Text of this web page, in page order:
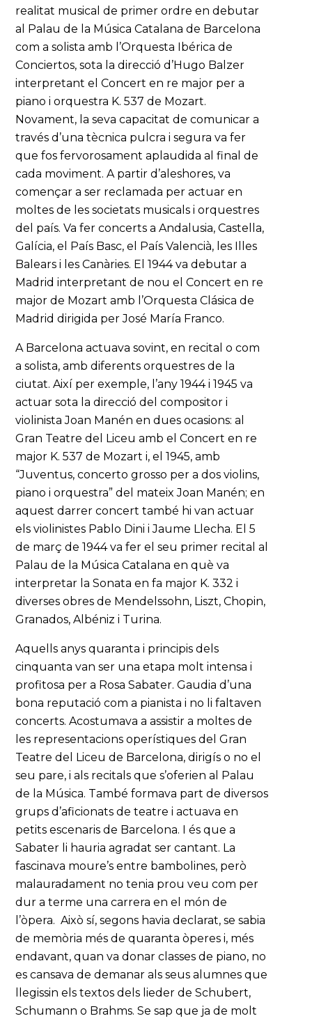
realitat musical de primer ordre en debutar
al Palau de la Música Catalana de Barcelona
com a solista amb l’Orquesta Ibérica de
Conciertos, sota la direcció d’Hugo Balzer
interpretant el Concert en re major per a
piano i orquestra K. 537 de Mozart.
Novament, la seva capacitat de comunicar a
través d’una tècnica pulcra i segura va fer
que fos fervorosament aplaudida al final de
cada moviment. A partir d’aleshores, va
començar a ser reclamada per actuar en
moltes de les societats musicals i orquestres
del país. Va fer concerts a Andalusia, Castella,
Galícia, el País Basc, el País Valencià, les Illes
Balears i les Canàries. El 1944 va debutar a
Madrid interpretant de nou el Concert en re
major de Mozart amb l’Orquesta Clásica de
Madrid dirigida per José María Franco.
A Barcelona actuava sovint, en recital o com
a solista, amb diferents orquestres de la
ciutat. Així per exemple, l’any 1944 i 1945 va
actuar sota la direcció del compositor i
violinista Joan Manén en dues ocasions: al
Gran Teatre del Liceu amb el Concert en re
major K. 537 de Mozart i, el 1945, amb
“Juventus, concerto grosso per a dos violins,
piano i orquestra” del mateix Joan Manén; en
aquest darrer concert també hi van actuar
els violinistes Pablo Dini i Jaume Llecha. El 5
de març de 1944 va fer el seu primer recital al
Palau de la Música Catalana en què va
interpretar la Sonata en fa major K. 332 i
diverses obres de Mendelssohn, Liszt, Chopin,
Granados, Albéniz i Turina.
Aquells anys quaranta i principis dels
cinquanta van ser una etapa molt intensa i
profitosa per a Rosa Sabater. Gaudia d’una
bona reputació com a pianista i no li faltaven
concerts. Acostumava a assistir a moltes de
les representacions operístiques del Gran
Teatre del Liceu de Barcelona, dirigís o no el
seu pare, i als recitals que s’oferien al Palau
de la Música. També formava part de diversos
grups d’aficionats de teatre i actuava en
petits escenaris de Barcelona. I és que a
Sabater li hauria agradat ser cantant. La
fascinava moure’s entre bambolines, però
malauradament no tenia prou veu com per
dur a terme una carrera en el món de
l’òpera. Això sí, segons havia declarat, se sabia
de memòria més de quaranta òperes i, més
endavant, quan va donar classes de piano, no
es cansava de demanar als seus alumnes que
llegissin els textos dels lieder de Schubert,
Schumann o Brahms. Se sap que ja de molt